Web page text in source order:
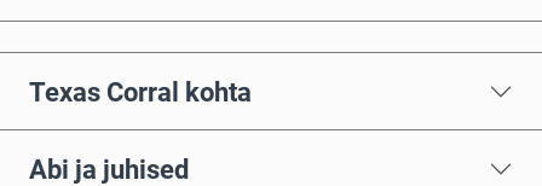
Texas Corral kohta
Abi ja juhised